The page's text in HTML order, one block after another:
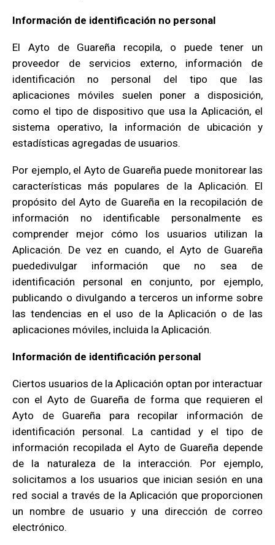
Información de identificación no personal
El Ayto de Guareña recopila, o puede tener un
proveedor de servicios externo, información de
identificación no personal del tipo que las
aplicaciones móviles suelen poner a disposición,
como el tipo de dispositivo que usa la Aplicación, el
sistema operativo, la información de ubicación y
estadísticas agregadas de usuarios.
Por ejemplo, el Ayto de Guareña puede monitorear las
características más populares de la Aplicación. El
propósito del Ayto de Guareña en la recopilación de
información no identificable personalmente es
comprender mejor cómo los usuarios utilizan la
Aplicación. De vez en cuando, el Ayto de Guareña
puededivulgar información que no sea de
identificación personal en conjunto, por ejemplo,
publicando o divulgando a terceros un informe sobre
las tendencias en el uso de la Aplicación o de las
aplicaciones móviles, incluida la Aplicación.
Información de identificación personal
Ciertos usuarios de la Aplicación optan por interactuar
con el Ayto de Guareña de forma que requieren el
Ayto de Guareña para recopilar información de
identificación personal. La cantidad y el tipo de
información recopilada el Ayto de Guareña depende
de la naturaleza de la interacción. Por ejemplo,
solicitamos a los usuarios que inician sesión en una
red social a través de la Aplicación que proporcionen
un nombre de usuario y una dirección de correo
electrónico.